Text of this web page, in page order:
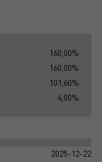
160,00%
160,00%
101,60%
4,00%
2025-12-22